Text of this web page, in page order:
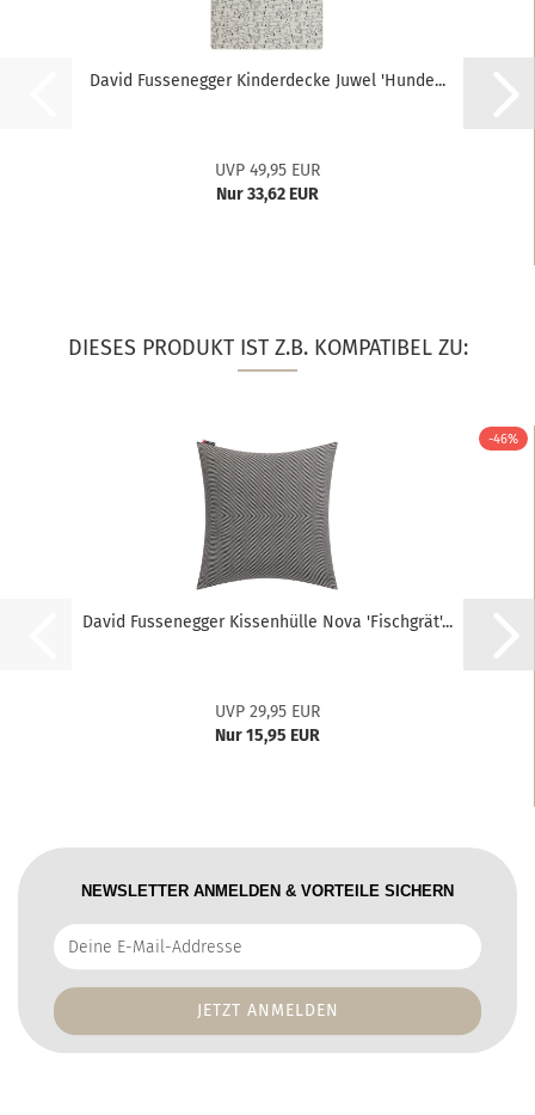
David Fussenegger Kinderdecke Juwel 'Hunde...
UVP 49,95 EUR
Nur 33,62 EUR
DIESES PRODUKT IST Z.B. KOMPATIBEL ZU:
-46%
David Fussenegger Kissenhülle Nova 'Fischgrät'...
UVP 29,95 EUR
Nur 15,95 EUR
NEWSLETTER ANMELDEN & VORTEILE SICHERN
Deine
E-
Addresse